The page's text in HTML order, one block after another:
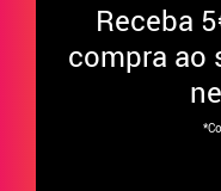
Receba
compra ao